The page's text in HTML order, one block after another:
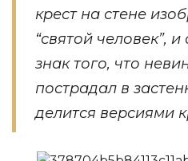
крест на стене
“святой человек”,
знак того, что
пострадал в
делится версиями